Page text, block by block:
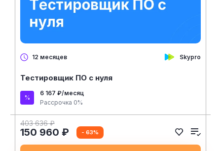
12 месяцев Skypro
Тестировщик ПО с нуля
6 167 ₽/месяц
Рассрочка 0%
403 636 ₽
150 960 ₽ - 63%